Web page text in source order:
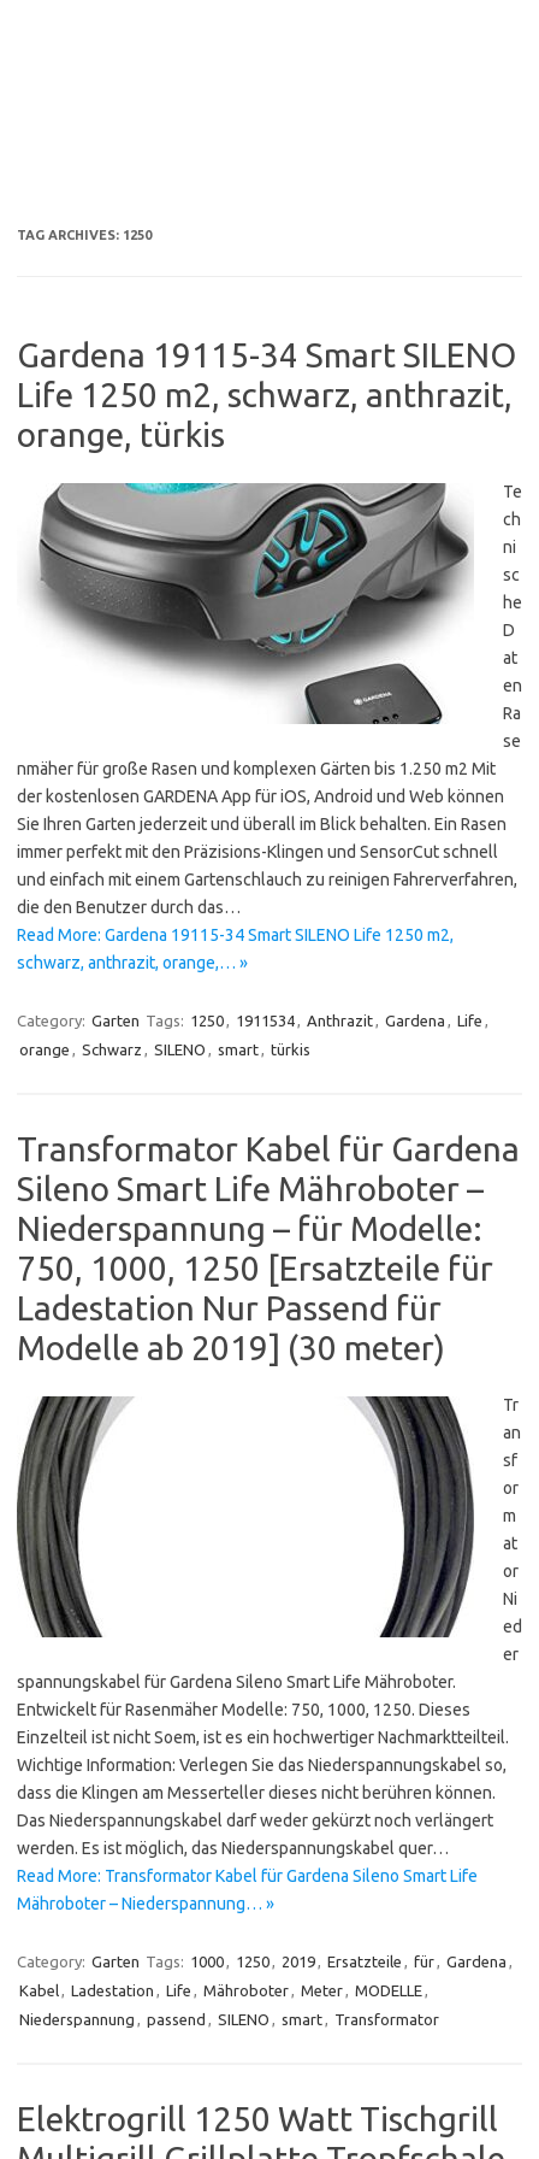
TAG ARCHIVES: 1250
Gardena 19115-34 Smart SILENO
Life 1250 m2, schwarz, anthrazit,
orange, türkis
Te
ch
ni
sc
he
D
at
en
Ra
se
nmäher für große Rasen und komplexen Gärten bis 1.250 m2 Mit
der kostenlosen GARDENA App für iOS, Android und Web können
Sie Ihren Garten jederzeit und überall im Blick behalten. Ein Rasen
immer perfekt mit den Präzisions-Klingen und SensorCut schnell
und einfach mit einem Gartenschlauch zu reinigen Fahrerverfahren,
die den Benutzer durch das…
Read More: Gardena 19115-34 Smart SILENO Life 1250 m2,
schwarz, anthrazit, orange,… »
Category: Garten Tags: 1250, 1911534, Anthrazit, Gardena , Life ,
orange , Schwarz , SILENO , smart, türkis
Transformator Kabel für Gardena
Sileno Smart Life Mähroboter –
Niederspannung – für Modelle:
750, 1000, 1250 [Ersatzteile für
Ladestation Nur Passend für
Modelle ab 2019] (30 meter)
Tr
an
sf
or
m
at
or
Ni
ed
er
spannungskabel für Gardena Sileno Smart Life Mähroboter.
Entwickelt für Rasenmäher Modelle: 750, 1000, 1250. Dieses
Einzelteil ist nicht Soem, ist es ein hochwertiger Nachmarktteilteil.
Wichtige Information: Verlegen Sie das Niederspannungskabel so,
dass die Klingen am Messerteller dieses nicht berühren können.
Das Niederspannungskabel darf weder gekürzt noch verlängert
werden. Es ist möglich, das Niederspannungskabel quer…
Read More: Transformator Kabel für Gardena Sileno Smart Life
Mähroboter – Niederspannung… »
Category: Garten Tags: 1000, 1250, 2019, Ersatzteile , für, Gardena ,
Kabel, Ladestation , Life , Mähroboter, Meter, MODELLE,
Niederspannung , passend , SILENO , smart, Transformator
Elektrogrill 1250 Watt Tischgrill